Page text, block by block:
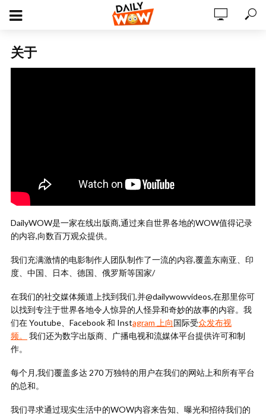
关于
DailyWOW是一家在线出版商,通过来自世界各地的WOW值得记录
的内容,向数百万观众提供。
我们充满激情的电影制作人团队制作了一流的内容,覆盖东南亚、印
度、中国、日本、德国、俄罗斯等国家/
在我们的社交媒体频道上找到我们,并@dailywowvideos,在那里你可
以找到专注于世界各地令人惊异的人怪异和奇妙的故事的内容。我
们在 Youtube、Facebook 和 Instagram 上向国际受众发布视
频。
我们还为数字出版商、广播电视和流媒体平台提供许可和制
作。
每个月,我们覆盖多达 270 万独特的用户在我们的网站上和所有平台
的总和。
我们寻求通过现实生活中的WOW内容来告知、曝光和招待我们的